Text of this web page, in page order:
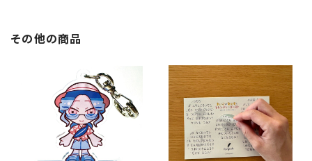
その他の商品